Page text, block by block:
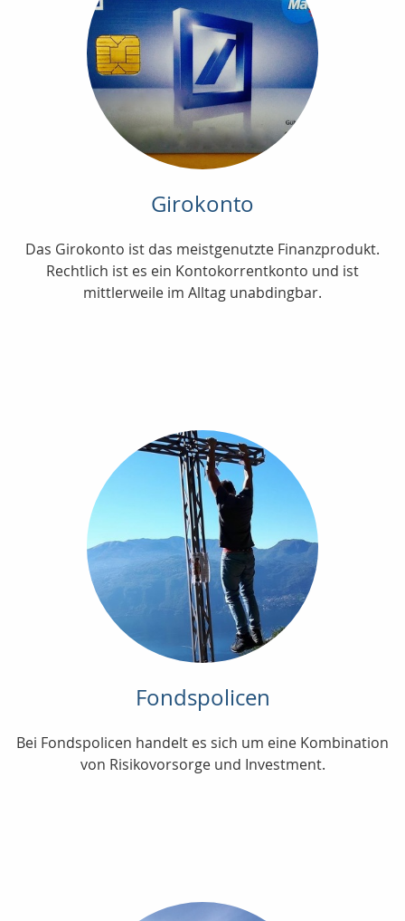
Girokonto
Das Girokonto ist das meistgenutzte Finanzprodukt.
Rechtlich ist es ein Kontokorrentkonto und ist
mittlerweile im Alltag unabdingbar.
Fondspolicen
Bei Fondspolicen handelt es sich um eine Kombination
von Risikovorsorge und Investment.